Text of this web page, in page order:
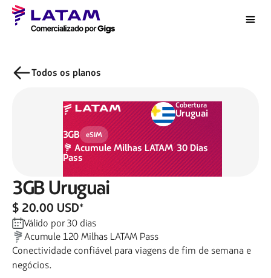
Todos os planos
Cobertura
Uruguai
3GB
eSIM
AcumuleMilhas LATAM
Pass
30Dias
3GBUruguai
$ 20.00 USD*
Válido por30dias
Acumule120Milhas LATAM Pass
Conectividade confiável para viagens de fim de semana e
negócios.